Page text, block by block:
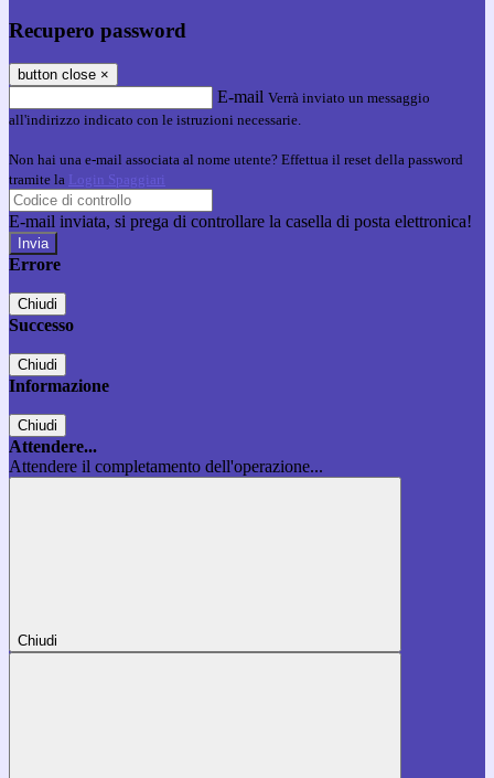
Recupero password
button close ×
E-mail Verrà inviato un messaggio
all'indirizzo indicato con le istruzioni necessarie.
Non hai una e-mail associata al nome utente? Effettua il reset della password
tramite la Login Spaggiari
E-mail inviata, si prega di controllare la casella di posta elettronica!
Errore
Chiudi
Successo
Chiudi
Informazione
Chiudi
Attendere...
Attendere il completamento dell'operazione...
Chiudi